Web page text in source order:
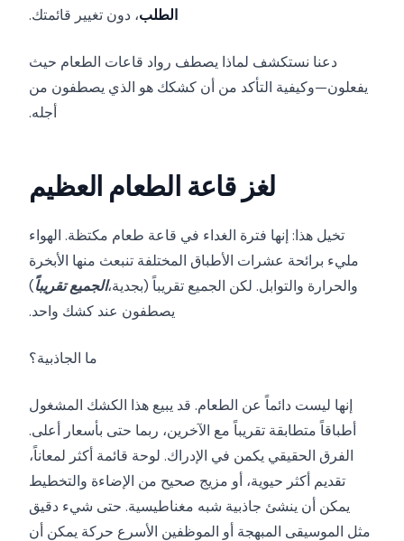
الطلب، دون تغيير قائمتك.
دعنا نستكشف لماذا يصطف رواد قاعات الطعام حيث
يفعلون—وكيفية التأكد من أن كشكك هو الذي يصطفون من
أجله.
لغز قاعة الطعام العظيم
تخيل هذا: إنها فترة الغداء في قاعة طعام مكتظة. الهواء
مليء برائحة عشرات الأطباق المختلفة تنبعث منها الأبخرة
والحرارة والتوابل. لكن الجميع تقريباً (بجدية،الجميع تقريباً)
يصطفون عند كشك واحد.
ما الجاذبية؟
إنها ليست دائماً عن الطعام. قد يبيع هذا الكشك المشغول
أطباقاً متطابقة تقريباً مع الآخرين، ربما حتى بأسعار أعلى.
الفرق الحقيقي يكمن في الإدراك. لوحة قائمة أكثر لمعاناً،
تقديم أكثر حيوية، أو مزيج صحيح من الإضاءة والتخطيط
يمكن أن ينشئ جاذبية شبه مغناطيسية. حتى شيء دقيق
مثل الموسيقى المبهجة أو الموظفين الأسرع حركة يمكن أن